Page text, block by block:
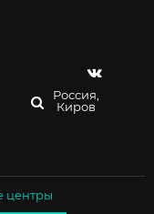
Россия,
Киров
центры